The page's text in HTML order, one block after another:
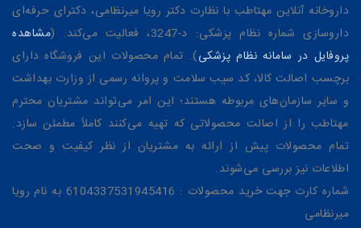
داروخانه آنلاین مهتاطب با نظارت دکتر رویا میرنظامی، دکترای حرفه‌ای
داروسازی شماره نظام پزشکی: د-3247، فعالیت می‌کند. (
مشاهده
پروفایل در سامانه نظام پزشکی). تمام محصولات این فروشگاه دارای
برچسب اصالت کالا، کد سیب سلامت و پروانه رسمی از وزارت بهداشت
و سایر سازمان‌های مربوطه هستند؛ این امر می‌تواند مشتریان محترم
مهتاطب را از اصالت محصولاتی که تهیه می‌کنند کاملاً مطمئن سازد.
تمام محصولات پیش از ارائه به مشتریان از نظر کیفیت و صحت
اطلاعات نیز بررسی می‌شوند.
شماره کارت جهت خرید محصولات : 6104337531945416 به نام رویا
میرنظامی